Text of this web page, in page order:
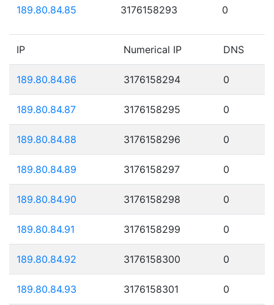
189.80.84.85 3176158293 0
IP Numerical IP DNS
189.80.84.86 3176158294 0
189.80.84.87 3176158295 0
189.80.84.88 3176158296 0
189.80.84.89 3176158297 0
189.80.84.90 3176158298 0
189.80.84.91 3176158299 0
189.80.84.92 3176158300 0
189.80.84.93 3176158301 0